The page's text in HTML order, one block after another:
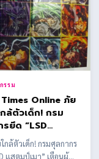
รรม
Online ภัย
กล้ตัวเด็ก! กรม
รยึด “LSD
เมา” เตือนผู้
อย่าชะล่าใจ สาร
กล้ตัวเด็ก! กรมศุลกากร
แสตมป์เมา” เตือนผู้